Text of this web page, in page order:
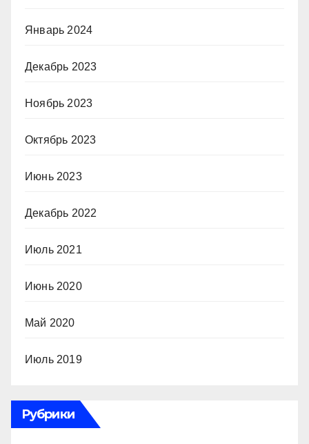
Январь 2024
Декабрь 2023
Ноябрь 2023
Октябрь 2023
Июнь 2023
Декабрь 2022
Июль 2021
Июнь 2020
Май 2020
Июль 2019
Рубрики